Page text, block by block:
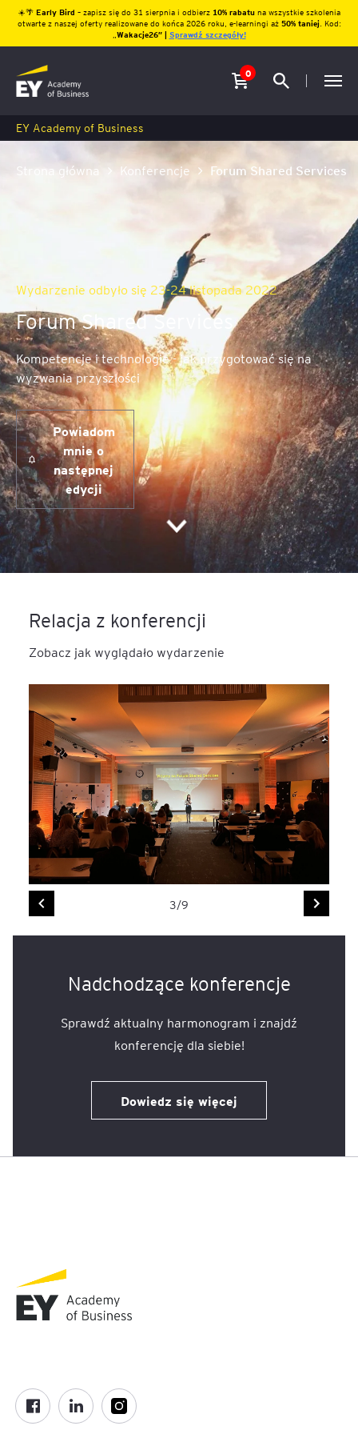
☀️🌴 Early Bird – zapisz się do 31 sierpnia i odbierz10% rabatu na wszystkie szkolenia
otwarte z naszej oferty realizowane do końca 2026 roku, e-learningi aż 50% taniej. Kod:
Wakacje26″ | Sprawdź szczegóły!
0
EY Academy of Business
Strona główna Konferencje Forum Shared Services
Wydarzenie odbyło się 23-24 listopada 2022
Forum Shared Services
Kompetencje i technologie - jak przygotować się na
wyzwania przyszłości
Powiadom
mnie o
następnej
edycji
Relacja z konferencji
Zobacz jak wyglądało wydarzenie
3/9
Nadchodzące konferencje
Sprawdź aktualny harmonogram i znajdź
konferencję dla siebie!
Dowiedz się więcej